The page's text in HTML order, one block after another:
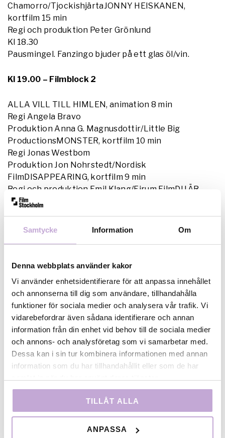
Samtycke Information Om
Denna webbplats använder kakor
Vi använder enhetsidentifierare för att anpassa innehållet
och annonserna till dig som användare, tillhandahålla
funktioner för sociala medier och analysera vår trafik. Vi
vidarebefordrar även sådana identifierare och annan
information från din enhet vid behov till de sociala medier
och annons- och analysföretag som vi samarbetar med.
Dessa kan i sin tur kombinera informationen med annan
information som du har tillhandahållit eller som de har
TILLÅT ALLA
ANPASSA
Chamorro/TjockishjärtaJONNY HEISKANEN,
kortfilm 15 min
Regi och produktion Peter Grönlund
Kl 18.30
Pausmingel. Fanzingo bjuder på ett glas öl/vin.
Kl 19.00 – Filmblock 2
ALLA VILL TILL HIMLEN, animation 8 min
Regi Angela Bravo
Produktion Anna G. Magnusdottir/Little Big
ProductionsMONSTER, kortfilm 10 min
Regi Jonas Westbom
Produktion Jon Nohrstedt/Nordisk
FilmDISAPPEARING, kortfilm 9 min
Regi och produktion Emil Klang/Firum FilmDU ÄR
MAKALÖS, kortfilm 15 min
Produktion Anna Byvald, Silverosa FilmBYE BYE
C’EST FINI, dokumentär 14 min
Publishing VISNING TORS 2 APRIL
Klarabiografen, KulturhusetVälkommen till ännu en
visning av ett urval av kort- och dokumentärfilmer
som har färdigställts med stöd av Film
Stockholm/Filmbasen.
A GOOD FRIEND OF MR WORLD, kortfilm 15 min Regi
Axel Petersén Produktion Jörgen
Andersson/Doppelganger filmJONNY HEISKANEN,
kortfilm 15 min
Regi och produktion Peter GrönlundALLA VILL TILL
Regi Angela Bravo
Produktion Anna G. Magnusdottir/Little Big